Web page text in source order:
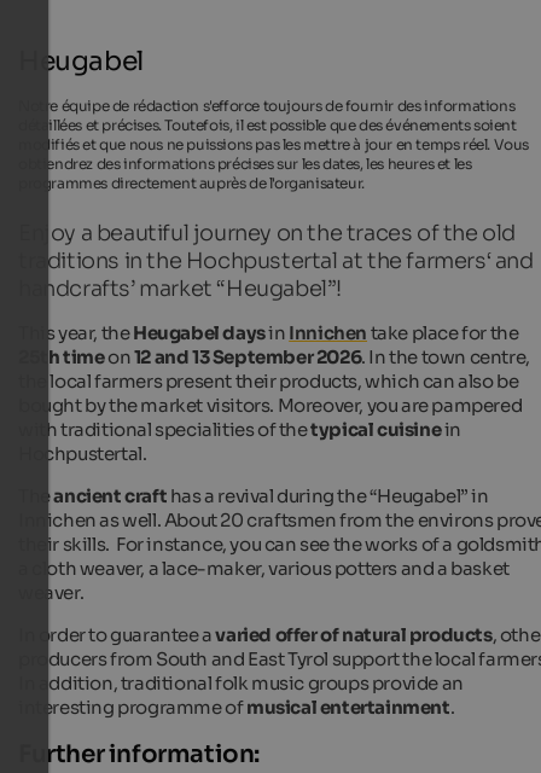
Heugabel
Notre équipe de rédaction s'efforce toujours de fournir des informations
détaillées et précises. Toutefois, il est possible que des événements soient
modifiés et que nous ne puissions pas les mettre à jour en temps réel. Vous
obtiendrez des informations précises sur les dates, les heures et les
programmes directement auprès de l'organisateur.
Enjoy a beautiful journey on the traces of the old
traditions in the Hochpustertal at the farmers‘ and
handcrafts’ market “Heugabel”!
This year, theHeugabel daysin Innichen take place for the
25th timeon12 and 13 September 2026. In the town centre,
the local farmers present their products, which can also be
bought by the market visitors. Moreover, you are pampered
with traditional specialities of thetypical cuisinein
Hochpustertal.
Theancient craft has a revival during the “Heugabel” in
Innichen as well. About 20 craftsmen from the environs
their skills. For instance, you can see the works of a
a cloth weaver, a lace-maker, various potters and a basket
weaver.
In order to guarantee avaried offer of natural products,
producers from South and East Tyrol support the local
In addition, traditional folk music groups provide an
interesting programme ofmusical entertainment.
Further information: